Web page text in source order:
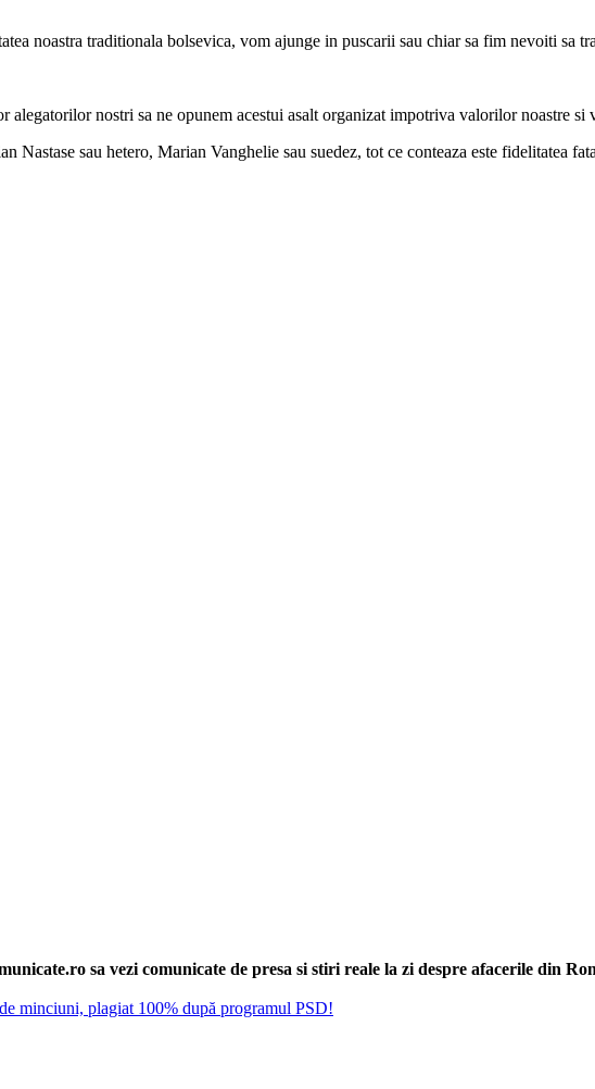
noastra traditionala bolsevica, vom ajunge in puscarii sau chiar sa fim nevoiti sa
nostri sa ne opunem acestui asalt organizat impotriva valorilor noastre
Nastase sau hetero, Marian Vanghelie sau suedez, tot ce conteaza este fidelitatea
sa vezi comunicate de presa si stiri reale la zi despre afacerile din
minciuni, plagiat 100% după programul PSD!